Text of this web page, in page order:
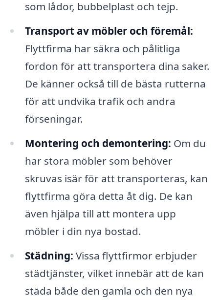
som lådor, bubbelplast och tejp.
Transport av möbler och föremål:
Flyttfirma har säkra och pålitliga
fordon för att transportera dina saker.
De känner också till de bästa rutterna
för att undvika trafik och andra
förseningar.
Montering och demontering: Om du
har stora möbler som behöver
skruvas isär för att transporteras, kan
flyttfirma göra detta åt dig. De kan
även hjälpa till att montera upp
möbler i din nya bostad.
Städning: Vissa flyttfirmor erbjuder
städtjänster, vilket innebär att de kan
städa både den gamla och den nya